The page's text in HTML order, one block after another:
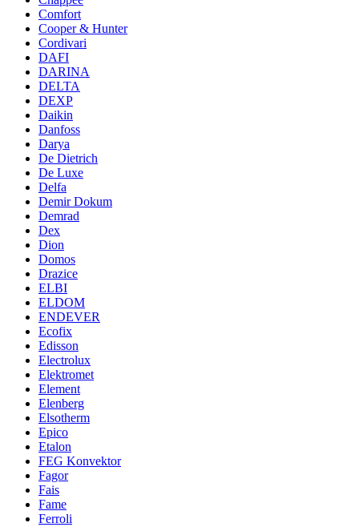
Comfort
Cooper & Hunter
Cordivari
DAFI
DARINA
DELTA
DEXP
Daikin
Danfoss
Darya
De Dietrich
De Luxe
Delfa
Demir Dokum
Demrad
Dex
Dion
Domos
Drazice
ELBI
ELDOM
ENDEVER
Ecofix
Edisson
Electrolux
Elektromet
Element
Elenberg
Elsotherm
Epico
Etalon
FEG Konvektor
Fagor
Fais
Fame
Ferroli